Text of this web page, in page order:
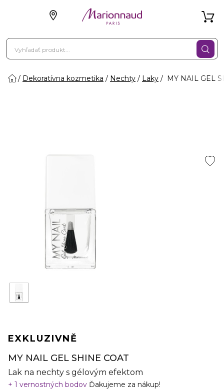
Dekoratívna kozmetika Nechty Laky MY NAIL GEL
EXKLUZIVNĚ
MY NAIL GEL SHINE COAT
Lak na nechty s gélovým efektom
1 vernostných bodov Ďakujeme za nákup!